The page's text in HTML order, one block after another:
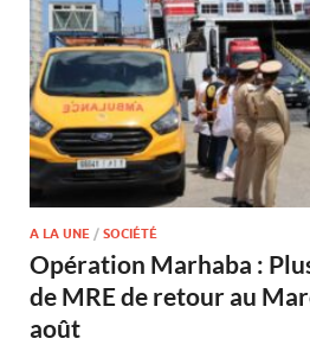
A LA UNE / SOCIÉTÉ
Opération Marhaba :
de MRE de retour au
août